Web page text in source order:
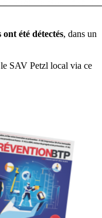
été détectés, dans un
SAV Petzl local via ce